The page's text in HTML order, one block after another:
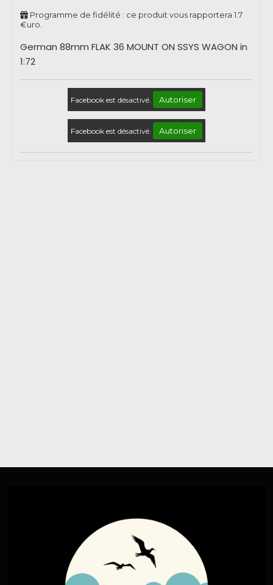
Programme de fidélité : ce produit vous rapportera 1.7
€uro.
German 88mm FLAK 36 MOUNT ON SSYS WAGON in
1:72
Facebook est désactivé. Autoriser
Facebook est désactivé. Autoriser